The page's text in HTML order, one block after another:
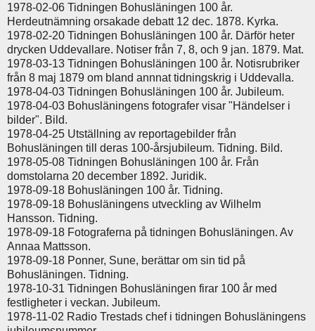
1978-02-06 Tidningen Bohusläningen 100 år.
Herdeutnämning orsakade debatt 12 dec. 1878. Kyrka.
1978-02-20 Tidningen Bohusläningen 100 år. Därför heter
drycken Uddevallare. Notiser från 7, 8, och 9 jan. 1879. Mat.
1978-03-13 Tidningen Bohusläningen 100 år. Notisrubriker
från 8 maj 1879 om bland annnat tidningskrig i Uddevalla.
1978-04-03 Tidningen Bohusläningen 100 år. Jubileum.
1978-04-03 Bohusläningens fotografer visar "Händelser i
bilder". Bild.
1978-04-25 Utställning av reportagebilder från
Bohusläningen till deras 100-årsjubileum. Tidning. Bild.
1978-05-08 Tidningen Bohusläningen 100 år. Från
domstolarna 20 december 1892. Juridik.
1978-09-18 Bohusläningen 100 år. Tidning.
1978-09-18 Bohusläningens utveckling av Wilhelm
Hansson. Tidning.
1978-09-18 Fotograferna på tidningen Bohusläningen. Av
Annaa Mattsson.
1978-09-18 Ponner, Sune, berättar om sin tid på
Bohusläningen. Tidning.
1978-10-31 Tidningen Bohusläningen firar 100 år med
festligheter i veckan. Jubileum.
1978-11-02 Radio Trestads chef i tidningen Bohusläningens